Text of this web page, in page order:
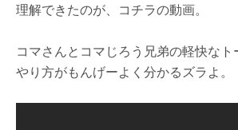
理解できたのが、コチラの動画。
コマさんとコマじろう兄弟の軽快な
やり方がもんげーよく分かるズラよ。